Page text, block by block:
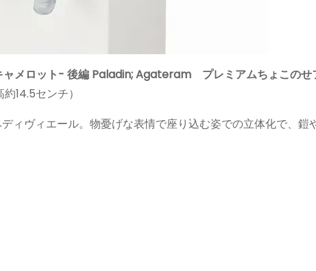
メロット- 後編 Paladin; Agateram プレミアムちょこのせ
14.5センチ）
ィヴィエール。物憂げな表情で座り込む姿での立体化で、鎧